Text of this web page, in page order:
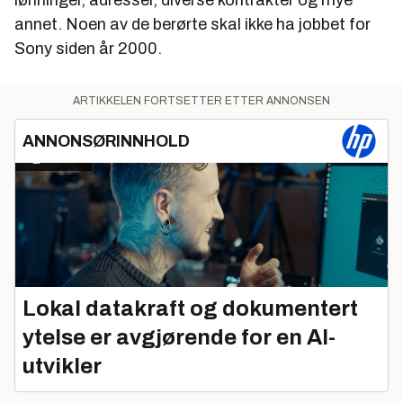
annet. Noen av de berørte skal ikke ha jobbet for
Sony siden år 2000.
ARTIKKELEN FORTSETTER ETTER ANNONSEN
ANNONSØRINNHOLD
Lokal datakraft og dokumentert
ytelse er avgjørende for en AI-
utvikler